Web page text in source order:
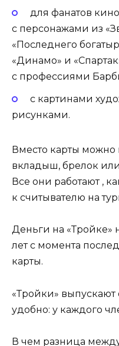
для фанатов
с персонажами из
«Последнего
«Динамо» и
с профессиями
с картинами
рисунками.
Вместо карты можно
вкладыш, брелок
Все они работают ,
к считывателю на
Деньги на «Тройке»
лет с момента
карты.
«Тройки»
удобно: у каждого
В чем разница